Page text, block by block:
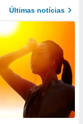
Últimas notícias